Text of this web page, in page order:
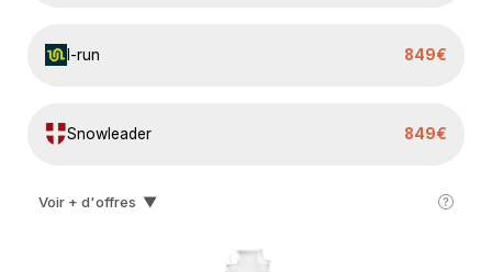
I-run 849€
Snowleader 849€
Decathlon 849€
Voir + d'offres ▼